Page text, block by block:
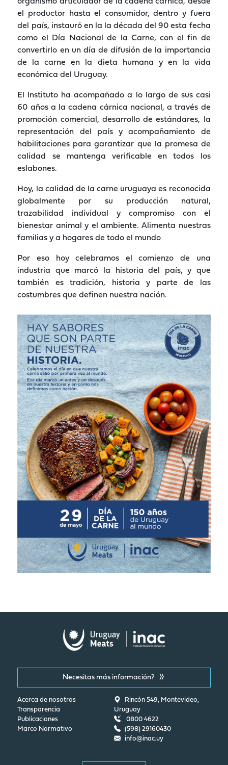
organismo articulador de la cadena cárnica, desde
el productor hasta el consumidor, dentro y fuera
del país, instauró en la la década del 90 esta fecha
como el Día Nacional de la Carne, con el fin de
convertirlo en un día de difusión de la importancia
de la carne en la dieta humana y en la vida
económica del Uruguay.
El Instituto ha acompañado a lo largo de sus casi
60 años a la cadena cárnica nacional, a través de
promoción comercial, desarrollo de estándares, la
representación del país y acompañamiento de
habilitaciones para garantizar que la promesa de
calidad se mantenga verificable en todos los
eslabones.
Hoy, la calidad de la carne uruguaya es reconocida
globalmente por su producción natural,
trazabilidad individual y compromiso con el
bienestar animal y el ambiente. Alimenta nuestras
familias y a hogares de todo el mundo
Por eso hoy celebramos el comienzo de una
industria que marcó la historia del país, y que
también es tradición, historia y parte de las
costumbres que definen nuestra nación.
Necesitas más información?
Acerca de nosotros
Transparencia
Publicaciones
Marco Normativo
Rincón 549, Montevideo,
Uruguay
0800 4622
(598) 29160430
info@inac.uy